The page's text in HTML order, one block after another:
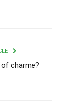
of charme?